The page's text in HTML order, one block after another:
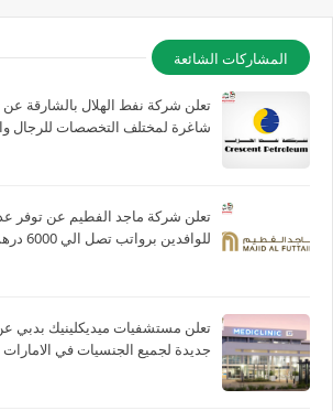
المشاركات الشائعة
تعلن شركة نفط الهلال بالشارقة
شاغرة لمختلف التخصصات للرجال
تعلن شركة ماجد الفطيم عن توفر
للوافدين برواتب تصل الي 6000 درهم بالامارات
تعلن مستشفيات ميديكلينيك بدبي
جديدة لجميع الجنسيات في الامارات